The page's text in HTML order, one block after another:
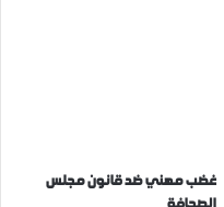
غضب مهني ضد قانون مجلس